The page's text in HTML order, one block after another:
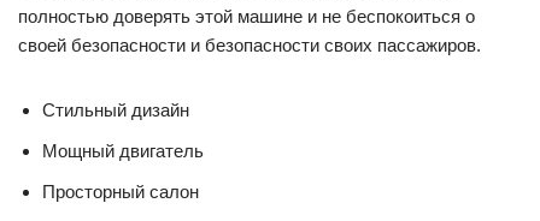
полностью доверять этой машине и не беспокоиться о
своей безопасности и безопасности своих пассажиров.
Стильный дизайн
Мощный двигатель
Просторный салон